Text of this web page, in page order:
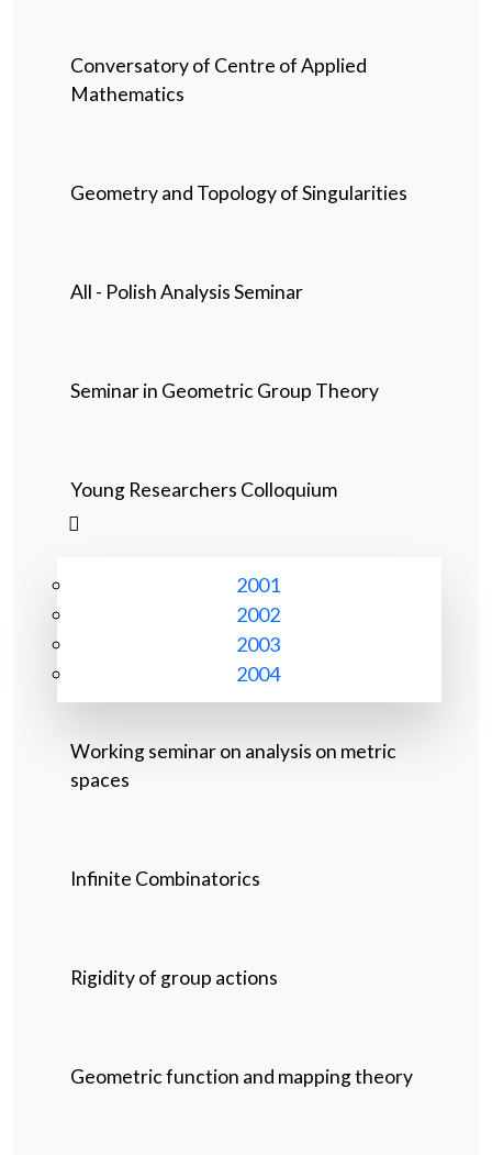
Conversatory of Centre of Applied
Mathematics
Geometry and Topology of Singularities
All - Polish Analysis Seminar
Seminar in Geometric Group Theory
Young Researchers Colloquium
2001
2002
2003
2004
Working seminar on analysis on metric
spaces
Infinite Combinatorics
Rigidity of group actions
Geometric function and mapping theory